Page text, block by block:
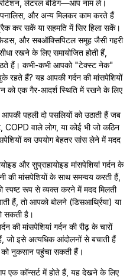
लेटरल बेंडिंग—आप नाम लें।
और अन्य मिलकर काम करते हैं
कर सकें या सहमति में सिर हिला सकें।
और सबऑक्सिपिटल समूह जैसी गहरी
रखने के लिए समायोजित होती हैं,
हैं। कभी-कभी आपको "टेक्स्ट नेक"
हैं? यह आपकी गर्दन की मांसपेशियों
को एक गैर-आदर्श स्थिति में रखने के लिए
पहली दो पसलियों को उठाती हैं जब
वाले लोग, या कोई भी जो कठिन
का उपयोग बेहतर सांस लेने में मदद
और सुप्राहायोइड मांसपेशियां गर्दन के
की मांसपेशियों के साथ समन्वय करती हैं,
रूप से व्यक्त करने में मदद मिलती
हैं, तो आपको बोलने (डिसआर्थ्रिया) या
सकती है।
की मांसपेशियां गर्दन की रीढ़ के चारों
जो इसे अत्यधिक आंदोलनों से बचाती हैं
को नुकसान पहुंचा सकती हैं।
कॉन्सर्ट में होते हैं, यह देखने के लिए